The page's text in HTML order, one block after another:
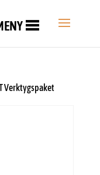
Verktygspaket